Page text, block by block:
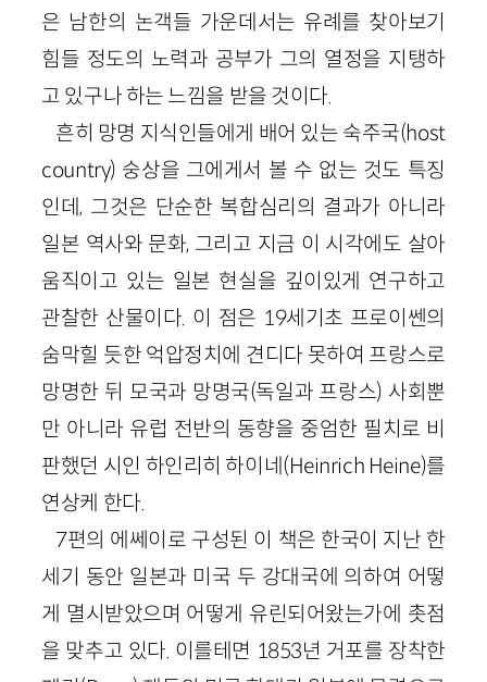
은 남한의 논객들 가운데서는 유례를 찾아보기
힘들 정도의 노력과 공부가 그의 열정을 지탱하
고 있구나 하는 느낌을 받을 것이다.
흔히 망명 지식인들에게 배어 있는 숙주국(host
country) 숭상을 그에게서 볼 수 없는 것도 특징
인데, 그것은 단순한 복합심리의 결과가 아니라
일본 역사와 문화, 그리고 지금 이 시각에도 살아
움직이고 있는 일본 현실을 깊이있게 연구하고
관찰한 산물이다. 이 점은 19세기초 프로이쎈의
숨막힐 듯한 억압정치에 견디다 못하여 프랑스로
망명한 뒤 모국과 망명국(독일과 프랑스) 사회뿐
만 아니라 유럽 전반의 동향을 중엄한 필치로 비
판했던 시인 하인리히 하이네(Heinrich Heine)를
연상케 한다.
7편의 에쎄이로 구성된 이 책은 한국이 지난 한
세기 동안 일본과 미국 두 강대국에 의하여 어떻
게 멸시받았으며 어떻게 유린되어왔는가에 촛점
을 맞추고 있다. 이를테면 1853년 거포를 장착한